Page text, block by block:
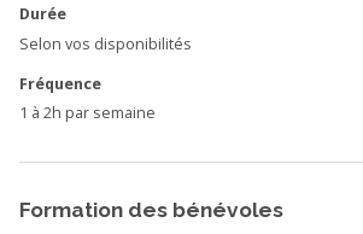
Durée
Selon vos disponibilités
Fréquence
1 à 2h par semaine
Formation des bénévoles